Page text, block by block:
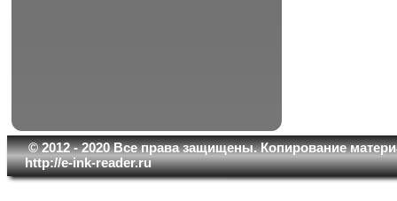
© 2012 - 2020 Все права защищены. Копирование
http://e-ink-reader.ru